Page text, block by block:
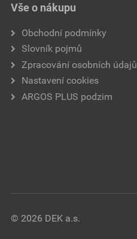
Vše o nákupu
Obchodní podmínky
Slovník pojmů
Zpracování osobních údajů
Nastavení cookies
ARGOS PLUS podzim
© 2026 DEK a.s.